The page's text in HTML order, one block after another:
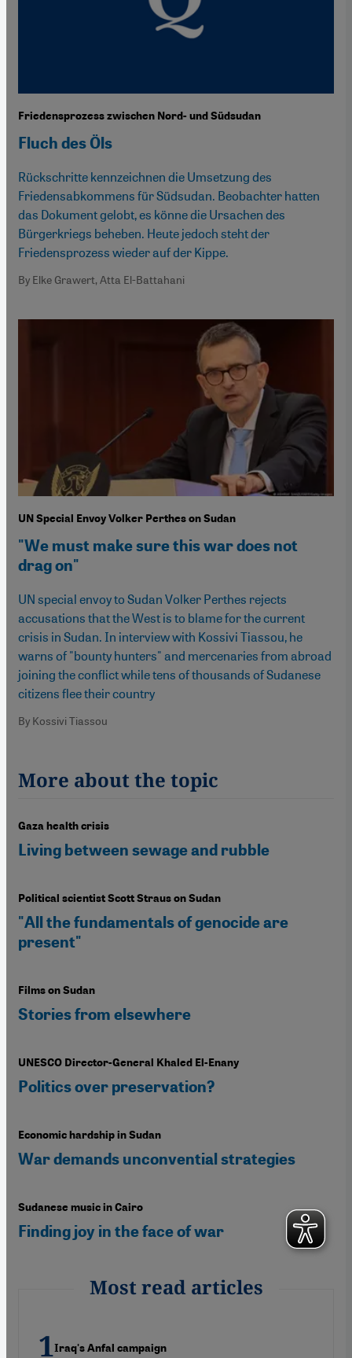
Friedensprozess zwischen Nord- und Südsudan
Fluch des Öls
Rückschritte kennzeichnen die Umsetzung des
Friedensabkommens für Südsudan. Beobachter hatten
das Dokument gelobt, es könne die Ursachen des
Bürgerkriegs beheben. Heute jedoch steht der
Friedensprozess wieder auf der Kippe.
By Elke Grawert, Atta El-Battahani
UN Special Envoy Volker Perthes on Sudan
"We must make sure this war does not
drag on"
UN special envoy to Sudan Volker Perthes rejects
accusations that the West is to blame for the current
crisis in Sudan. In interview with Kossivi Tiassou, he
warns of "bounty hunters" and mercenaries from abroad
joining the conflict while tens of thousands of Sudanese
citizens flee their country
By Kossivi Tiassou
More about the topic
Gaza health crisis
Living between sewage and rubble
Political scientist Scott Straus on Sudan
"All the fundamentals of genocide are
present"
Films on Sudan
Stories from elsewhere
UNESCO Director-General Khaled El-Enany
Politics over preservation?
Economic hardship in Sudan
War demands unconvential strategies
Sudanese music in Cairo
Finding joy in the face of war
Most read articles
Iraq's Anfal campaign